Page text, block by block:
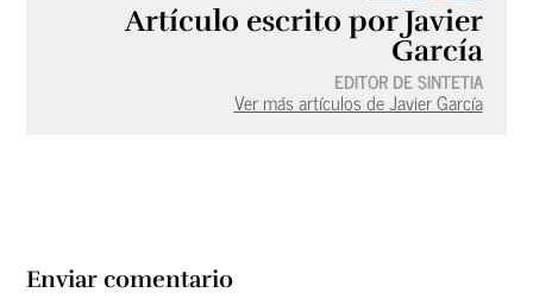
Artículo escrito por Javier
García
EDITOR DE SINTETIA
Ver más artículos de Javier García
Enviar comentario